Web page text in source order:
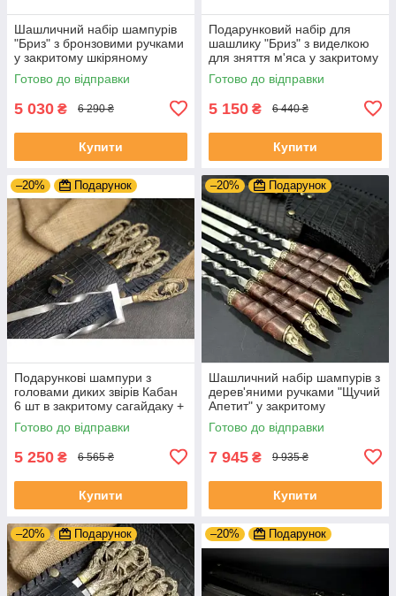
Шашличний набір шампурів
"Бриз" з бронзовими ручками
у закритому шкіряному
сагайдаку
Готово до відправки
5 030 ₴ 6 290 ₴
Купити
Подарунковий набір для
шашлику "Бриз" з виделкою
для зняття м'яса у закритому
шкіряному сагайдаку
Готово до відправки
5 150 ₴ 6 440 ₴
Купити
–20% Подарунок
Подарункові шампури з
головами диких звірів Кабан
6 шт в закритому сагайдаку +
подвійний шампур
Готово до відправки
5 250 ₴ 6 565 ₴
Купити
–20% Подарунок
Шашличний набір шампурів з
дерев'яними ручками "Щучий
Апетит" у закритому
шкіряному сагайдаку
Готово до відправки
7 945 ₴ 9 935 ₴
Купити
–20% Подарунок –20% Подарунок